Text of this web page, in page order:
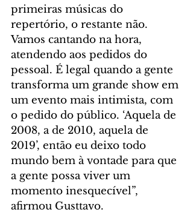
primeiras músicas do
repertório, o restante não.
Vamos cantando na hora,
atendendo aos pedidos do
pessoal. É legal quando a gente
transforma um grande show em
um evento mais intimista, com
o pedido do público. ‘Aquela de
2008, a de 2010, aquela de
2019’, então eu deixo todo
mundo bem à vontade para que
a gente possa viver um
momento inesquecível”,
afirmou Gusttavo.